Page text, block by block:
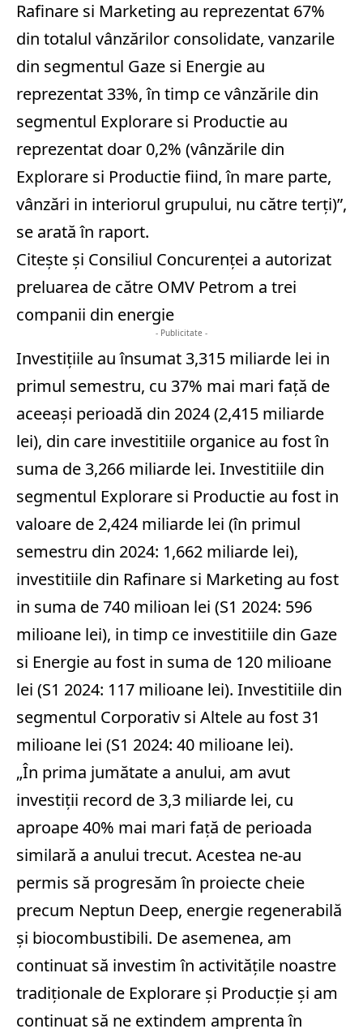
Rafinare si Marketing au reprezentat 67%
din totalul vânzărilor consolidate, vanzarile
din segmentul Gaze si Energie au
reprezentat 33%, în timp ce vânzările din
segmentul Explorare si Productie au
reprezentat doar 0,2% (vânzările din
Explorare si Productie fiind, în mare parte,
vânzări in interiorul grupului, nu către terţi)”,
se arată în raport.
Citește și Consiliul Concurenţei a autorizat
preluarea de către OMV Petrom a trei
companii din energie
- Publicitate -
Investiţiile au însumat 3,315 miliarde lei in
primul semestru, cu 37% mai mari faţă de
aceeaşi perioadă din 2024 (2,415 miliarde
lei), din care investitiile organice au fost în
suma de 3,266 miliarde lei. Investitiile din
segmentul Explorare si Productie au fost in
valoare de 2,424 miliarde lei (în primul
semestru din 2024: 1,662 miliarde lei),
investitiile din Rafinare si Marketing au fost
in suma de 740 milioan lei (S1 2024: 596
milioane lei), in timp ce investitiile din Gaze
si Energie au fost in suma de 120 milioane
lei (S1 2024: 117 milioane lei). Investitiile din
segmentul Corporativ si Altele au fost 31
milioane lei (S1 2024: 40 milioane lei).
„În prima jumătate a anului, am avut
investiţii record de 3,3 miliarde lei, cu
aproape 40% mai mari faţă de perioada
similară a anului trecut. Acestea ne-au
permis să progresăm în proiecte cheie
precum Neptun Deep, energie regenerabilă
şi biocombustibili. De asemenea, am
continuat să investim în activităţile noastre
tradiţionale de Explorare şi Producţie şi am
continuat să ne extindem amprenta în